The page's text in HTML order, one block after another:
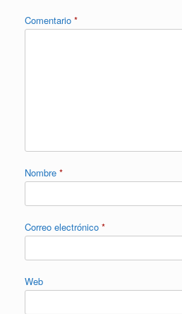
Comentario *
Nombre *
Correo electrónico *
Web